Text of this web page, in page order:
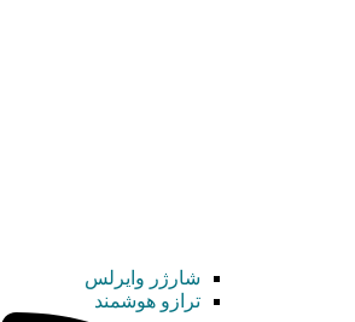
شارژر وایرلس
ترازو هوشمند